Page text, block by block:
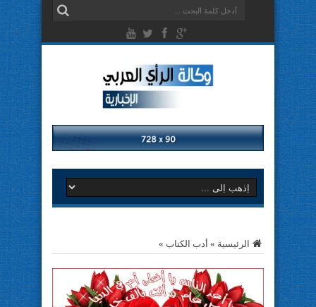
الرئيسية » أدب الكتاب »